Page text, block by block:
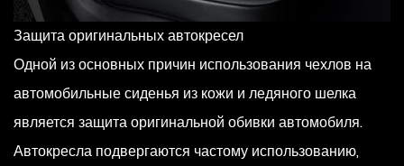
Защита оригинальных автокресел
Одной из основных причин использования чехлов на
автомобильные сиденья из кожи и ледяного шелка
является защита оригинальной обивки автомобиля.
Автокресла подвергаются частому использованию,